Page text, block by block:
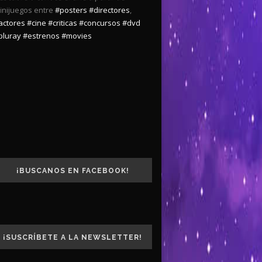
entre #posters #directores,
#cine #criticas #concursos #dvd
#estrenos #movies
¡BUSCANOS EN FACEBOOK!
¡SUSCRÍBETE A LA NEWSLETTER!